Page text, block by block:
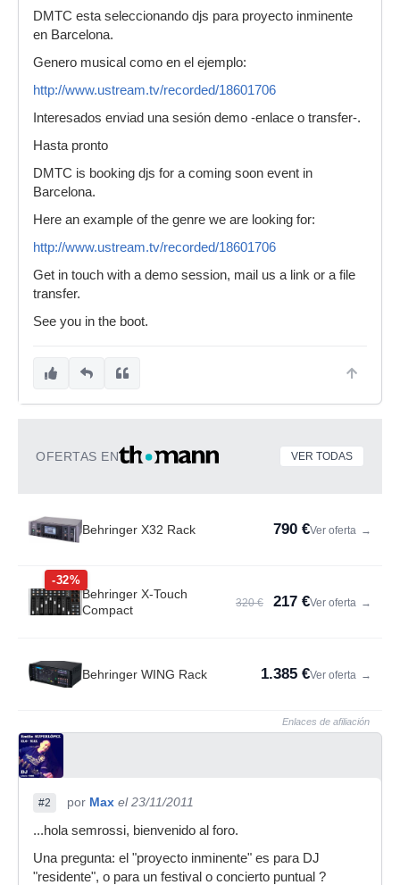
DMTC esta seleccionando djs para proyecto inminente
en Barcelona.
Genero musical como en el ejemplo:
http://www.ustream.tv/recorded/18601706
Interesados enviad una sesión demo -enlace o transfer-.
Hasta pronto
DMTC is booking djs for a coming soon event in
Barcelona.
Here an example of the genre we are looking for:
http://www.ustream.tv/recorded/18601706
Get in touch with a demo session, mail us a link or a file
transfer.
See you in the boot.
OFERTAS EN VER TODAS
Behringer X32 Rack 790 €Ver oferta →
-32%
Behringer X-Touch
Compact
320 € 217 €Ver oferta →
Behringer WING Rack 1.385 €Ver oferta →
Enlaces de afiliación
#2 por Max el 23/11/2011
...hola semrossi, bienvenido al foro.
Una pregunta: el "proyecto inminente" es para DJ
"residente", o para un festival o concierto puntual ?